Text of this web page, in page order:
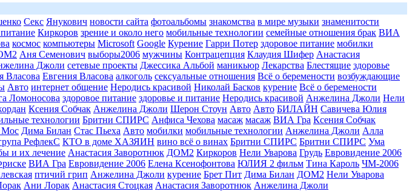
Секс Янукович новости сайта фотоальбомы знакомства в мире музыки знаменитости
Киркоров зрение и около него мобильные технологии семейные отношения брак ВИА
космос компьютеры Microsoft Google Курение Гарри Потер здоровое питание мобилки
Аня Семенович выборы2006 мужчины Контрацепция Клаудия Шифер Анастасия
Джоли сетевые проекты Джессика Альбой маникьюр Лекарства Блестящие здоровье
Власова Евгения Власова алкоголь сексуальные отношения Всё о беремености возбуждающие
Авто интернет общение Неродись красивой Николай Басков курение Всё о беремености
Ломоносова здоровое питание здоровье и питание Неродись красивой Анжелина Джоли Нели
Ксения Собчак Анжелина Джоли Шерон Стоун Авто Авто БИЛАЙН Савичева Юлия
технологии Бритни СПИРС Анфиса Чехова масаж масаж ВИА Гра Ксения Собчак
Мос Дима Билан Стас Пьеха Авто мобилки мобильные технологии Анжелина Джоли Алла
РефлекС КТО в доме ХАЗЯИН вино всё о винах Бритни СПИРС Бритни СПИРС Ума
и их лечение Анастасия Заворотнюк ДОМ2 Киркоров Нели Уварова Грудь Евровидение 2006
ВИА Гра Евровидение 2006 Елена Ксенофонтова ЮЛИЯ 2 фильм Тина Кароль ЧМ-2006
птичий грип Анжелина Джоли курение Брет Пит Дима Билан ДОМ2 Нели Уварова
Ани Лорак Анастасия Стоцкая Анастасия Заворотнюк Анжелина Джоли